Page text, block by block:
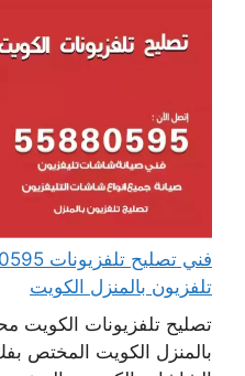
تلفزيون بالمنزل الكويت
تصليح تلفزيونات الكويت
بالمنزل الكويت المختص